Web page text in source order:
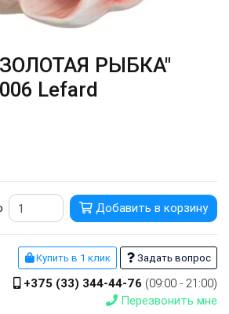
РЫБКА"
Lefard
Добавить в корзину
Купить в 1 клик Задать вопрос
+375 (33) 344-44-76 (09:00 - 21:00)
Перезвонить мне